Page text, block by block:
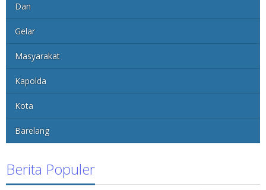
Dan
Gelar
Masyarakat
Kapolda
Kota
Barelang
Berita Populer